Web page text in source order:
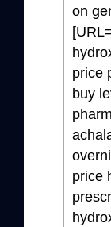
on
price
buy
price